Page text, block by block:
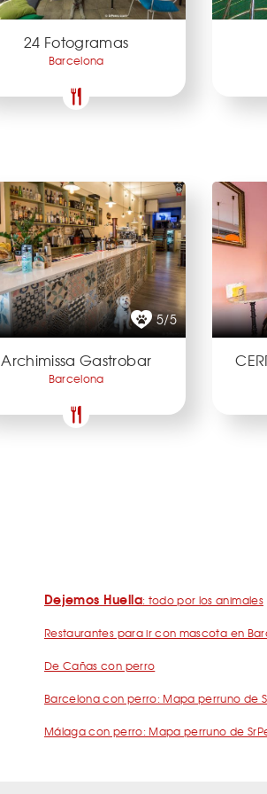
24 Fotogramas
Barcelona
5/5
Archimissa Gastrobar
Barcelona
Dejemos Huella: todo por los animales
Restaurantes para ir con mascota en
De Cañas con perro
Barcelona con perro: Mapa perruno de
Málaga con perro: Mapa perruno de